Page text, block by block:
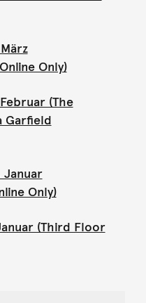
Only)
(The
Garfield
Only)
(Third Floor